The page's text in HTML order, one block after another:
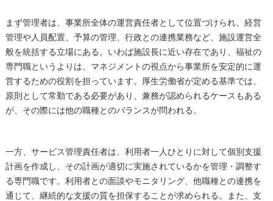
まず管理者は、事業所全体の運営責任者として位置づけられ、経営
管理や人員配置、予算の管理、行政との連携業務など、施設運営全
般を統括する立場にある。いわば施設長に近い存在であり、福祉の
専門職というよりは、マネジメントの視点から事業所を安定的に運
営するための役割を担っています。厚生労働省が定める基準では、
原則として常勤である必要があり、兼務が認められるケースもある
が、その際には他の職種とのバランスが問われる。
一方、サービス管理責任者は、利用者一人ひとりに対して個別支援
計画を作成し、その計画が適切に実施されているかを管理・調整す
る専門職です。利用者との面談やモニタリング、他職種との連携を
通じて、継続的な支援の質を担保することが求められる。また、支